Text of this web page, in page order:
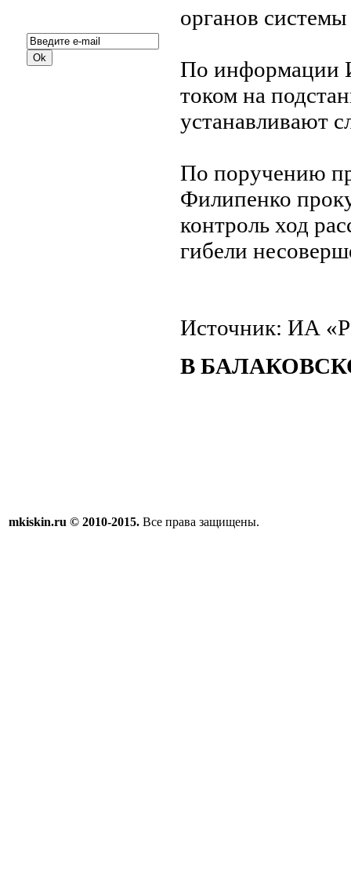
органов
По информации
током на
устанавливают
По поручению
Филипенко
контроль ход
гибели
Источник: ИА
В
mkiskin.ru © 2010-2015. Все права защищены.